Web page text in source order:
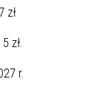
zł
zł.
r.